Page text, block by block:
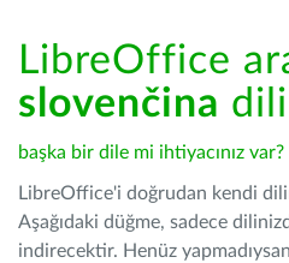
LibreOffice
slovenčina
başka bir dile mi ihtiyacınız var?
LibreOffice'i doğrudan kendi
Aşağıdaki düğme, sadece
indirecektir. Henüz